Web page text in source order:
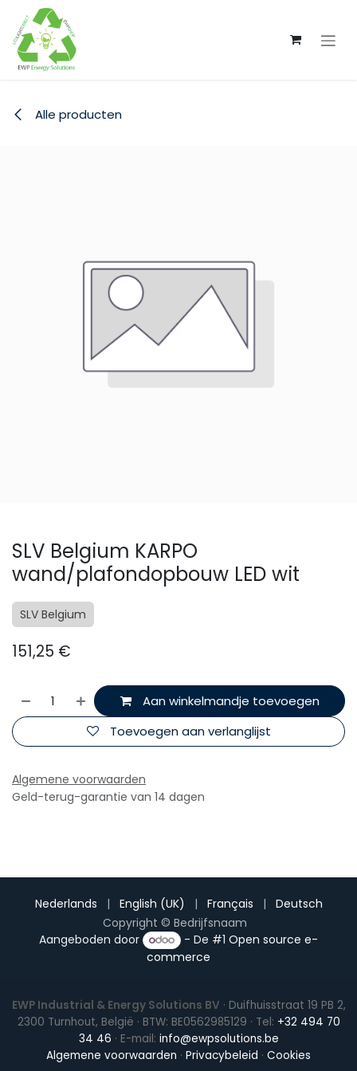
Overslaan naar inhoud
Alle producten
SLV Belgium KARPO
wand/plafondopbouw LED wit
SLV Belgium
151,25 €
Aan winkelmandje toevoegen
Toevoegen aan verlanglijst
Algemene voorwaarden
Geld-terug-garantie van 14 dagen
Copyright © Bedrijfsnaam
Nederlands | English (UK) | Français | Deutsch
Aangeboden door - De #1Open source e-
commerce
EWP Industrial & Energy Solutions BV · Duifhuisstraat 19 PB 2,
2300 Turnhout, België · BTW: BE0562985129 · Tel: +32 494 70
34 46 · E-mail: info@ewpsolutions.be
Algemene voorwaarden · Privacybeleid · Cookies